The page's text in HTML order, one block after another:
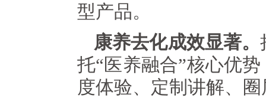
型产品。
康养去化成效显著。
托“医养融合”核心优
度体验、定制讲解、